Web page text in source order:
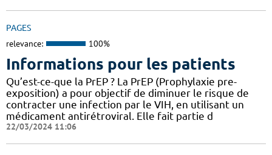
PAGES
relevance: 100%
Informations pour les patients
Qu’est-ce-que la PrEP ? La PrEP (Prophylaxie pre-
exposition) a pour objectif de diminuer le risque de
contracter une infection par le VIH, en utilisant un
médicament antirétroviral. Elle fait partie d
22/03/2024 11:06